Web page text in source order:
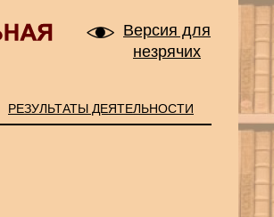
Версия для
незрячих
РЕЗУЛЬТАТЫ ДЕЯТЕЛЬНОСТИ